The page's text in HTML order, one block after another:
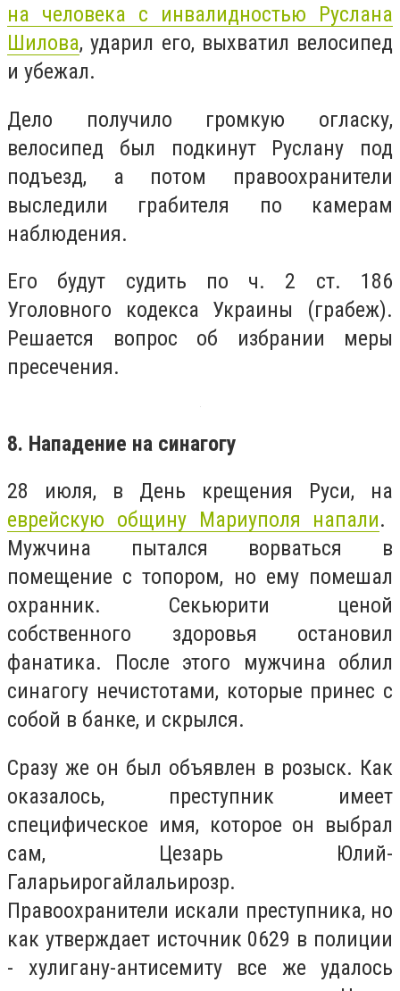
на человека с инвалидностью Руслана
Шилова, ударил его, выхватил велосипед
и убежал.
Дело получило громкую огласку,
велосипед был подкинут Руслану под
подъезд, а потом правоохранители
выследили грабителя по камерам
наблюдения.
Его будут судить по ч. 2 ст. 186
Уголовного кодекса Украины (грабеж).
Решается вопрос об избрании меры
пресечения.
8. Нападение на синагогу
28 июля, в День крещения Руси, на
еврейскую общину Мариуполя напали.
Мужчина пытался ворваться в
помещение с топором, но ему помешал
охранник. Секьюрити ценой
собственного здоровья остановил
фанатика. После этого мужчина облил
синагогу нечистотами, которые принес с
собой в банке, и скрылся.
Сразу же он был объявлен в розыск. Как
оказалось, преступник имеет
специфическое имя, которое он выбрал
сам, Цезарь Юлий-
Галарьирогайлальирозр.
Правоохранители искали преступника, но
как утверждает источник 0629 в полиции
- хулигану-антисемиту все же удалось